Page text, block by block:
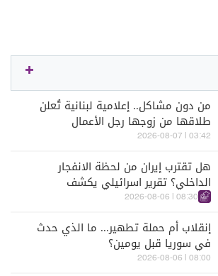
من دون مشاكل.. إعلامية لبنانية تُعلن
طلاقها من زوجها رجل الأعمال
03:42 | 2026-08-07
هل تقترب إيران من لحظة الانفجار
الداخلي؟ تقرير اسرائيلي يكشف
الكواليس
08:30 | 2026-08-06
إنقلاب أم حملة تطهير... ما الذي حدث
في سوريا قبل يومين؟
08:00 | 2026-08-06